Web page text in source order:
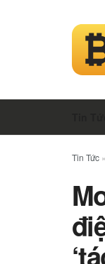
Tin Tức »